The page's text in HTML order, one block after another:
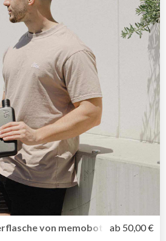
von memobottle jetzt auch
ab 50,00 €